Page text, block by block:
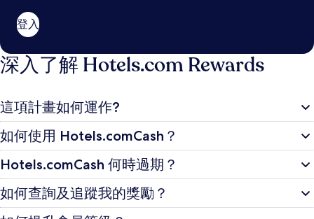
登入
深入了解 Hotels.com Rewards
這項計畫如何運作?
如何使用 Hotels.comCash？
Hotels.comCash 何時過期？
如何查詢及追蹤我的獎勵？